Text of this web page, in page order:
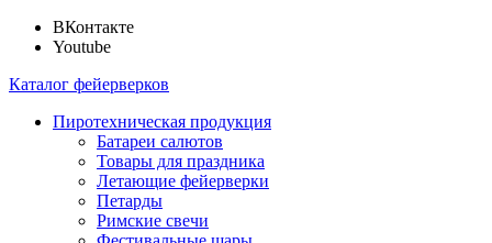
ВКонтакте
Youtube
Каталог фейерверков
Пиротехническая продукция
Батареи салютов
Товары для праздника
Летающие фейерверки
Петарды
Римские свечи